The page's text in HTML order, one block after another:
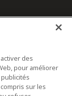
des
pour améliorer
sur les